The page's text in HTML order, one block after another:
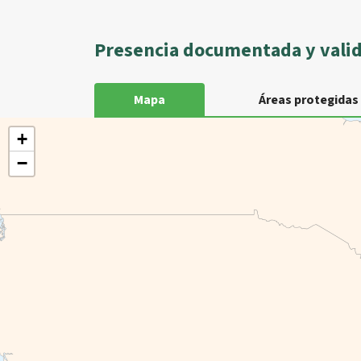
Presencia documentada y
Mapa Áreas protegidas
+
−